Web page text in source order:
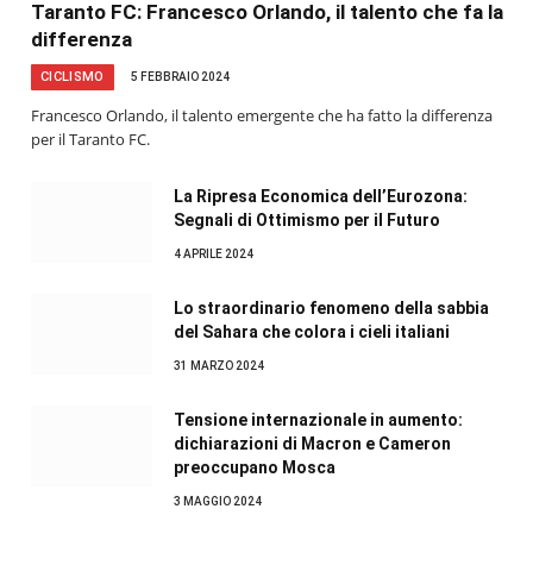
Taranto FC: Francesco Orlando, il talento che fa la
differenza
CICLISMO 5 FEBBRAIO 2024
Francesco Orlando, il talento emergente che ha fatto la differenza
per il Taranto FC.
La Ripresa Economica dell’Eurozona:
Segnali di Ottimismo per il Futuro
4 APRILE 2024
Lo straordinario fenomeno della sabbia
del Sahara che colora i cieli italiani
31 MARZO 2024
Tensione internazionale in aumento:
dichiarazioni di Macron e Cameron
preoccupano Mosca
3 MAGGIO 2024